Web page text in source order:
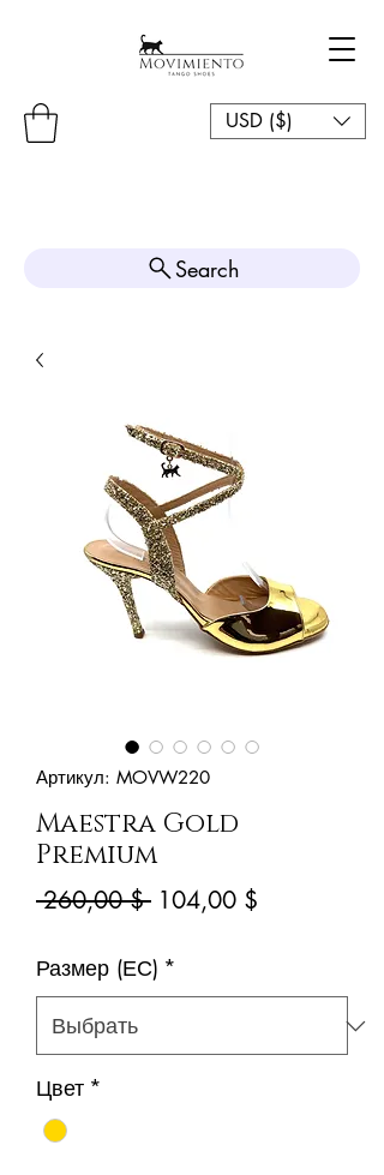
USD ($)
Search
Артикул: MOVW220
Maestra Gold
Premium
260,00 $ Обычная
104,00 $
Размер (ЕС) *
Цвет *